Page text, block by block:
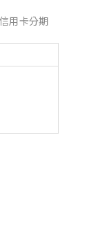
用卡分期